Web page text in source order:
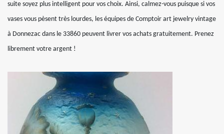
suite soyez plus intelligent pour vos choix. Ainsi, calmez-vous puisque si vos
vases vous pèsent très lourdes, les équipes de Comptoir art jewelry vintage
à Donnezac dans le 33860 peuvent livrer vos achats gratuitement. Prenez
librement votre argent !